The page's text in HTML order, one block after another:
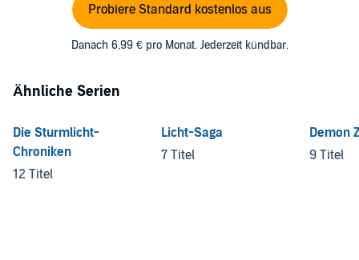
Probiere Standard kostenlos aus
Danach 6,99 € pro Monat. Jederzeit kündbar.
Ähnliche Serien
Die Sturmlicht-
Chroniken
12 Titel
Licht-Saga
7 Titel
Demon
9 Titel